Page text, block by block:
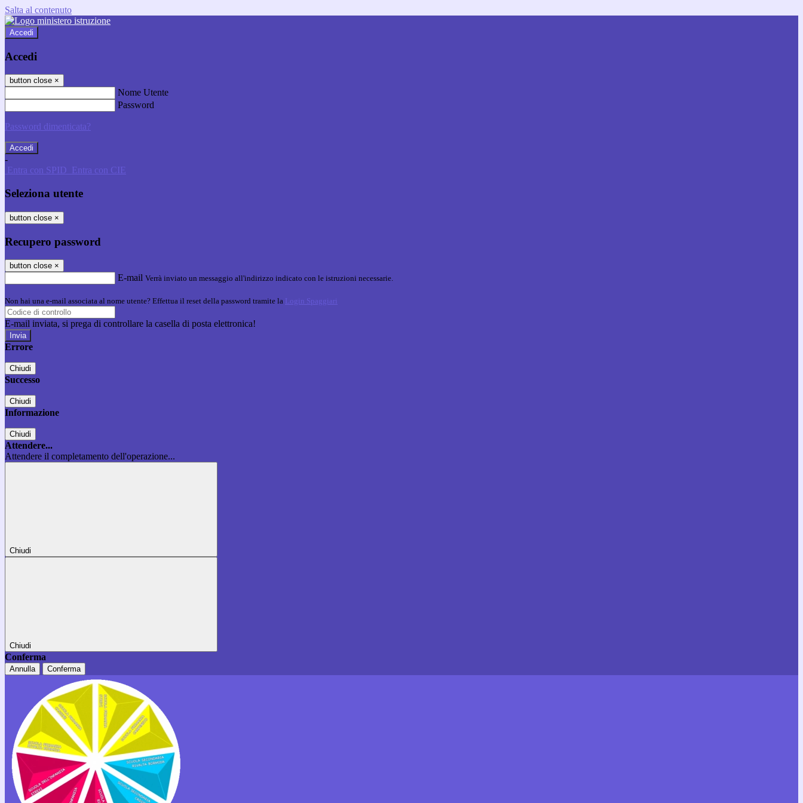
Salta al contenuto
Accedi
Accedi
button close ×
Nome Utente
Password
Password dimenticata?
-
Entra con SPID Entra con CIE
Seleziona utente
button close ×
Recupero password
button close ×
E-mail Verrà inviato un messaggio all'indirizzo indicato con le istruzioni necessarie.
Non hai una e-mail associata al nome utente? Effettua il reset della password tramite la Login Spaggiari
E-mail inviata, si prega di controllare la casella di posta elettronica!
Errore
Chiudi
Successo
Chiudi
Informazione
Chiudi
Attendere...
Attendere il completamento dell'operazione...
Chiudi
Chiudi
Conferma
Annulla Conferma